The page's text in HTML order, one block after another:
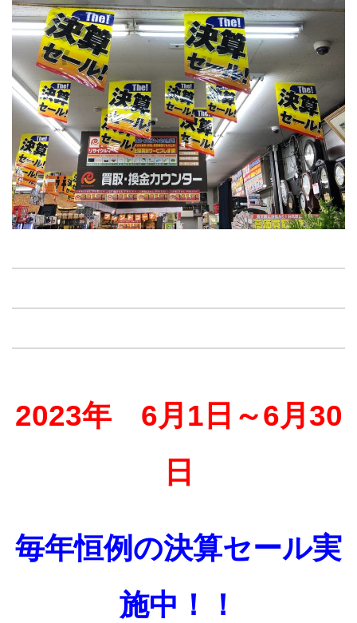
2023年 6月1日～6月30
日
毎年恒例の決算セール実
施中！！